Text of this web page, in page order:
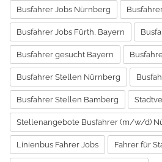
Busfahrer Jobs Nürnberg
Busfahrer Jobs Fürth, Bayern
Busfahrer gesucht Bayern
Busfahrer Stellen Nürnberg
Busfahrer Stellen Bamberg
Stellenangebote Busfahrer (m/w/d)
Linienbus Fahrer Jobs Fahrer für